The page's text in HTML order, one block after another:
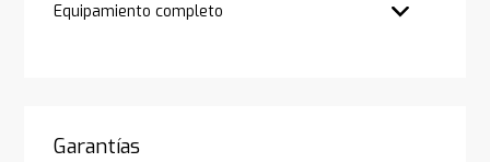
Equipamiento completo
Garantías